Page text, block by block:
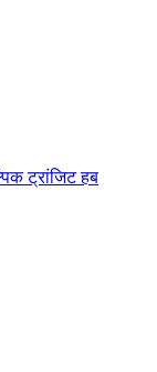
ट्रांजिट हब